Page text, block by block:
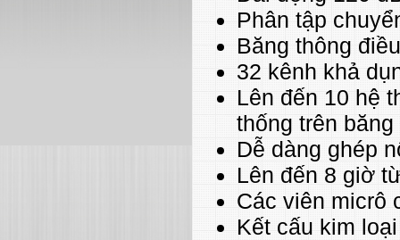
Phân tập
Băng thông
32 kênh khả
Lên đến 10 hệ
thống trên
Dễ dàng ghép
Lên đến 8 giờ
Các viên micrô
Kết cấu kim